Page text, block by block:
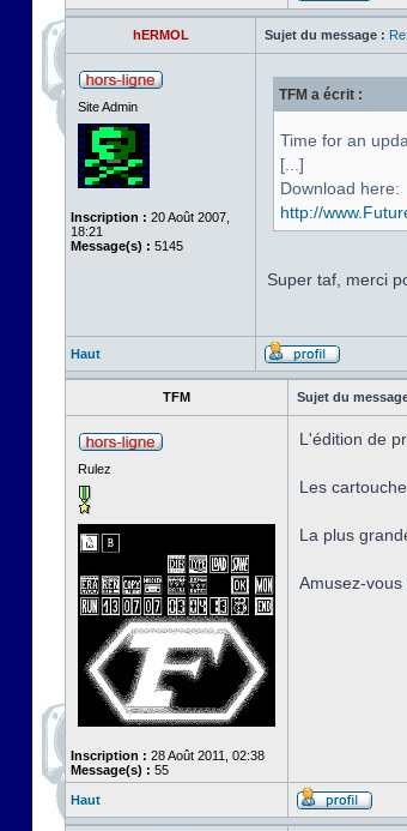
hERMOL Sujet du message :
Site Admin
Inscription : 20 Août 2007,
18:21
Message(s) : 5145
TFM a écrit :
Time for an
[...]
Download here:
http://
Super taf, merci
Haut
TFM Sujet du
Rulez
Inscription : 28 Août 2011, 02:38
Message(s) : 55
L'édition de
Les
La plus
Amusez-vous
Haut